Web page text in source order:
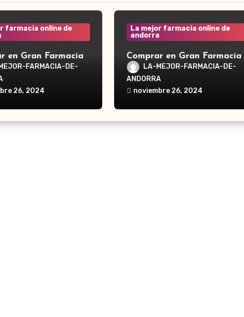
farmacia online de
en Gran Farmacia
Waterpik®
Traveler WP-300
FARMACIA-DE-
26, 2024
La mejor farmacia online de
andorra
Comprar en Gran Farmacia
Andorra Waterpik®
Irrigador Ultra Plus WP-160
LA-MEJOR-FARMACIA-DE-
ANDORRA
noviembre 26, 2024